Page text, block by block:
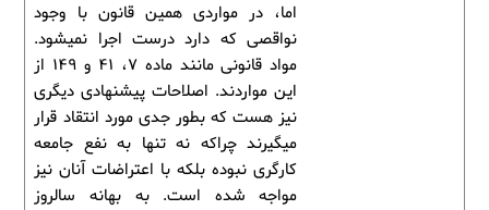
اما، در مواردی همین قانون با وجود
نواقصی که دارد درست اجرا نمی­شود.
مواد قانونی مانند ماده 7، 41 و 149 از
این مواردند. اصلاحات پیشنهادی دیگری
نیز هست که بطور جدی مورد انتقاد قرار
می­گیرند چراکه نه تنها به نفع جامعه
کارگری نبوده بلکه با اعتراضات آنان نیز
مواجه شده است. به بهانه سال­روز